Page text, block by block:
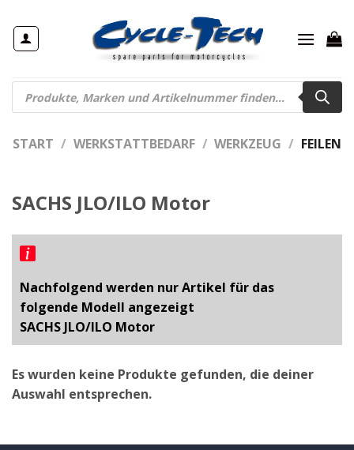
Inhalt
springen
Products
search
START / WERKSTATTBEDARF / WERKZEUG / FEILEN
SACHS JLO/ILO Motor
Nachfolgend werden nur Artikel für das
folgende Modell angezeigt
SACHS JLO/ILO Motor
Es wurden keine Produkte gefunden, die deiner
Auswahl entsprechen.